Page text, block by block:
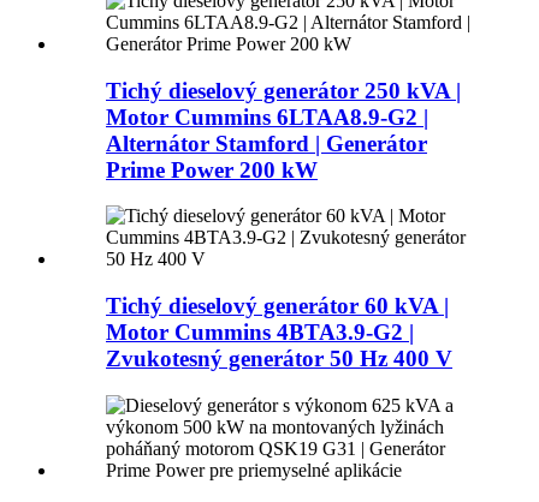
Tichý dieselový generátor 250 kVA |
Motor Cummins 6LTAA8.9-G2 |
Alternátor Stamford | Generátor
Prime Power 200 kW
Tichý dieselový generátor 60 kVA |
Motor Cummins 4BTA3.9-G2 |
Zvukotesný generátor 50 Hz 400 V